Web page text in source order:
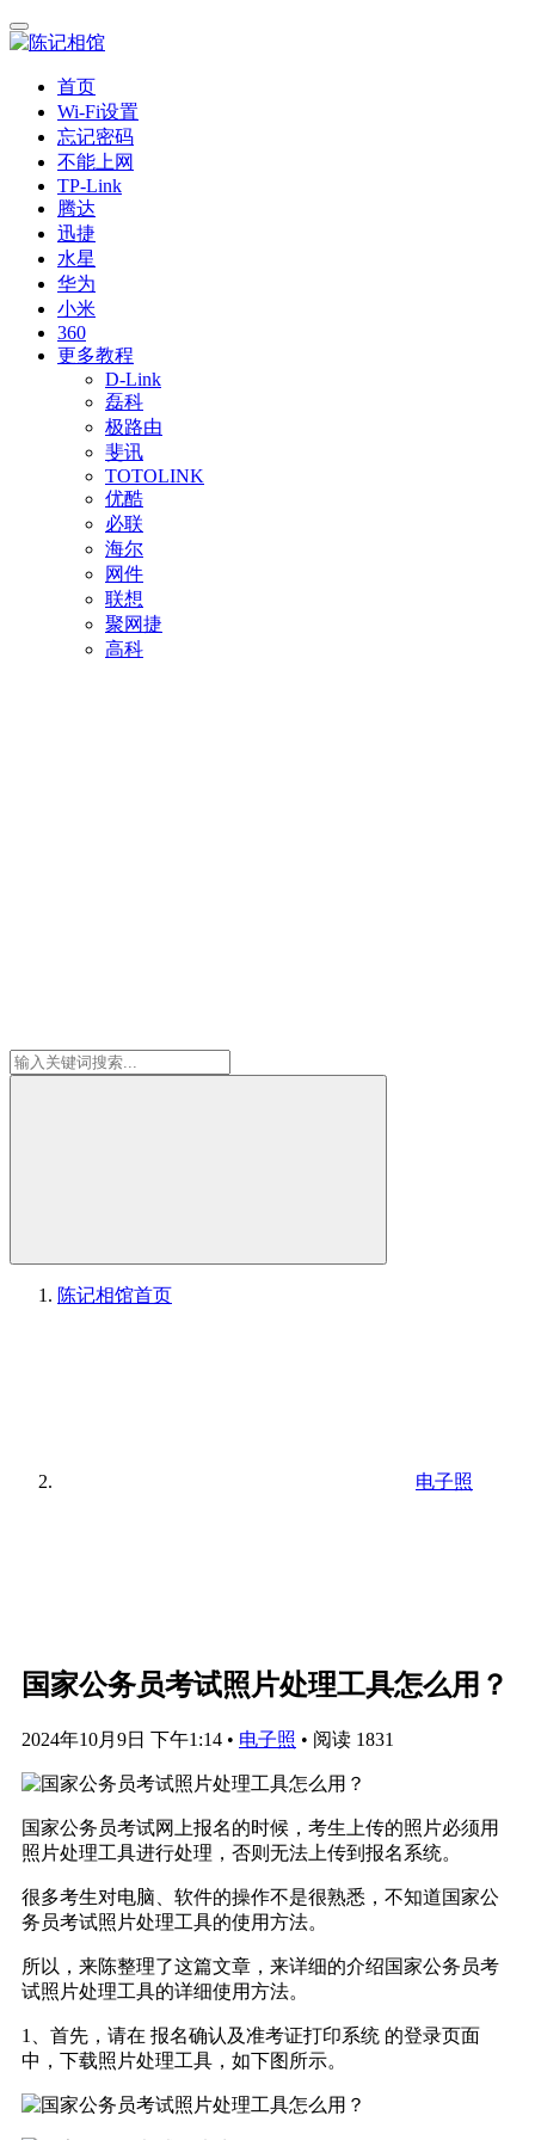
首页
Wi-Fi设置
忘记密码
不能上网
TP-Link
腾达
迅捷
水星
华为
小米
360
更多教程
D-Link
磊科
极路由
斐讯
TOTOLINK
优酷
必联
海尔
网件
联想
聚网捷
高科
陈记相馆首页
电子照
国家公务员考试照片处理工具怎么用？
2024年10月9日 下午1:14 • 电子照 • 阅读 1831
国家公务员考试网上报名的时候，考生上传的照片必须用
照片处理工具进行处理，否则无法上传到报名系统。
很多考生对电脑、软件的操作不是很熟悉，不知道国家公
务员考试照片处理工具的使用方法。
所以，来陈整理了这篇文章，来详细的介绍国家公务员考
试照片处理工具的详细使用方法。
1、首先，请在 报名确认及准考证打印系统 的登录页面
中，下载照片处理工具，如下图所示。